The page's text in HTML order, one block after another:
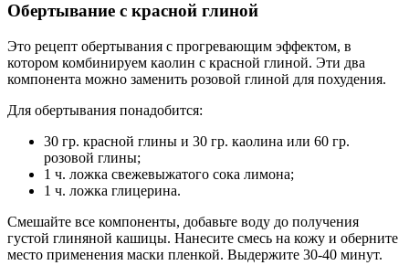
Обертывание с красной глиной
Это рецепт обертывания с прогревающим эффектом, в
котором комбинируем каолин с красной глиной. Эти два
компонента можно заменить розовой глиной для похудения.
Для обертывания понадобится:
30 гр. красной глины и 30 гр. каолина или 60 гр.
розовой глины;
1 ч. ложка свежевыжатого сока лимона;
1 ч. ложка глицерина.
Смешайте все компоненты, добавьте воду до получения
густой глиняной кашицы. Нанесите смесь на кожу и оберните
место применения маски пленкой. Выдержите 30-40 минут.